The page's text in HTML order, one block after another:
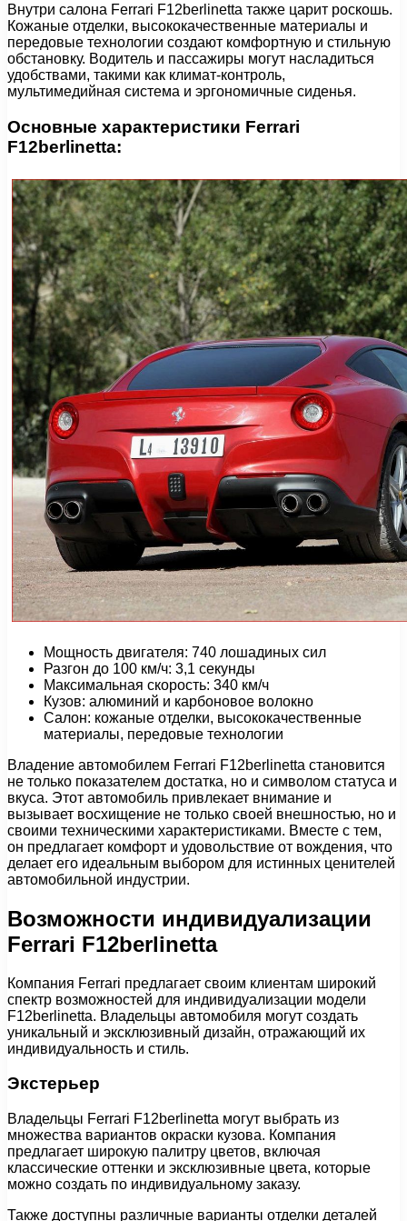
Внутри салона Ferrari F12berlinetta также царит роскошь.
Кожаные отделки, высококачественные материалы и
передовые технологии создают комфортную и стильную
обстановку. Водитель и пассажиры могут насладиться
удобствами, такими как климат-контроль,
мультимедийная система и эргономичные сиденья.
Основные характеристики Ferrari
F12berlinetta:
Мощность двигателя: 740 лошадиных сил
Разгон до 100 км/ч: 3,1 секунды
Максимальная скорость: 340 км/ч
Кузов: алюминий и карбоновое волокно
Салон: кожаные отделки, высококачественные
материалы, передовые технологии
Владение автомобилем Ferrari F12berlinetta становится
не только показателем достатка, но и символом статуса и
вкуса. Этот автомобиль привлекает внимание и
вызывает восхищение не только своей внешностью, но и
своими техническими характеристиками. Вместе с тем,
он предлагает комфорт и удовольствие от вождения, что
делает его идеальным выбором для истинных ценителей
автомобильной индустрии.
Возможности индивидуализации
Ferrari F12berlinetta
Компания Ferrari предлагает своим клиентам широкий
спектр возможностей для индивидуализации модели
F12berlinetta. Владельцы автомобиля могут создать
уникальный и эксклюзивный дизайн, отражающий их
индивидуальность и стиль.
Экстерьер
Владельцы Ferrari F12berlinetta могут выбрать из
множества вариантов окраски кузова. Компания
предлагает широкую палитру цветов, включая
классические оттенки и эксклюзивные цвета, которые
можно создать по индивидуальному заказу.
Также доступны различные варианты отделки деталей